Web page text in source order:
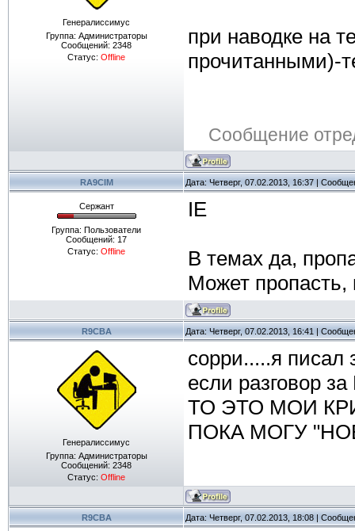
Генералиссимус
Группа: Администраторы
Сообщений: 2348
Статус: Offline
при наводке на
прочитанными)-
Сообщение
RA9CIM Дата: Четверг, 07.02.2013, 16:37 |
Сержант
Группа: Пользователи
Сообщений: 17
Статус: Offline
IE
В темах да,
Может
R9CBA Дата: Четверг, 07.02.2013, 16:41 |
Генералиссимус
Группа: Администраторы
Сообщений: 2348
Статус: Offline
сорри.....я писал
если разговор
ТО ЭТО МОИ
ПОКА МОГУ
R9CBA Дата: Четверг, 07.02.2013, 18:08 |